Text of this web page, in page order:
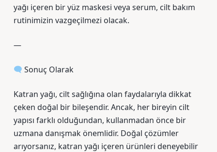
yağı içeren bir yüz maskesi veya serum, cilt bakım
rutinimizin vazgeçilmezi olacak.
—
Sonuç Olarak
Katran yağı, cilt sağlığına olan faydalarıyla dikkat
çeken doğal bir bileşendir. Ancak, her bireyin cilt
yapısı farklı olduğundan, kullanmadan önce bir
uzmana danışmak önemlidir. Doğal çözümler
arıyorsanız, katran yağı içeren ürünleri deneyebilir